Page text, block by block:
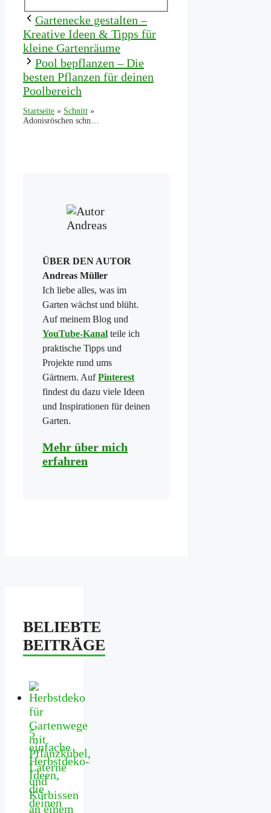
Gartenecke gestalten –
Kreative Ideen & Tipps für
kleine Gartenräume
Pool bepflanzen – Die
besten Pflanzen für deinen
Poolbereich
Startseite » Schnitt »
Adonisröschen schneiden – So geht’s richtig
ÜBER DEN AUTOR
Andreas Müller
Ich liebe alles, was im
Garten wächst und blüht.
Auf meinem Blog und
YouTube-Kanal teile ich
praktische Tipps und
Projekte rund ums
Gärtnern. AufPinterest
findest du dazu viele Ideen
und Inspirationen für deinen
Garten.
Mehr über mich
erfahren
BELIEBTE
BEITRÄGE
5
einfache
Herbstdeko-
Ideen,
die
deinen